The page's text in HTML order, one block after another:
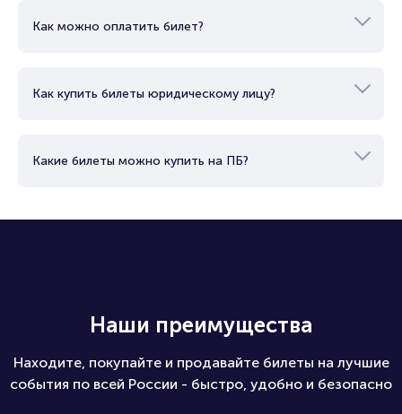
Как можно оплатить билет?
Как купить билеты юридическому лицу?
Какие билеты можно купить на ПБ?
Наши преимущества
Находите, покупайте и продавайте билеты на лучшие
события по всей России - быстро, удобно и безопасно